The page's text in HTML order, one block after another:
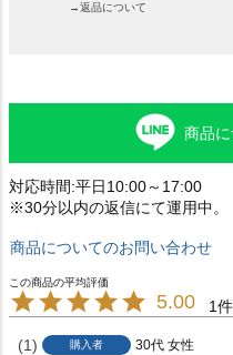
→返品について
商品
対応時間:平日10:00～17:00
※30分以内の返信にて運用中。
商品についてのお問い合わせ
5.00 1
1 購入者 30代 女性